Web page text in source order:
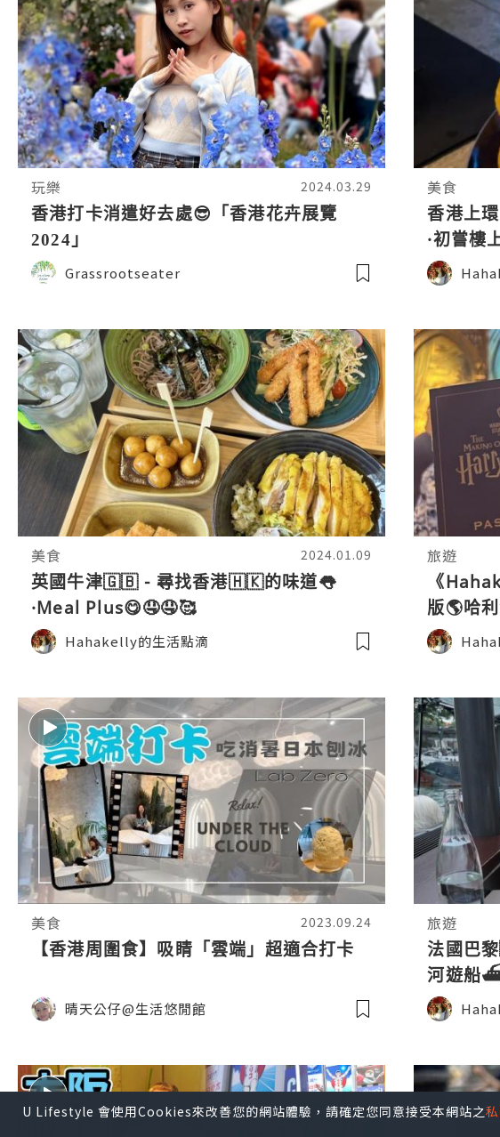
U Lifestyle 會使用Cookies來改善您的網站體驗，請確定您同意接受本網站之
玩樂 2024.03.29
香港打卡消遣好去處😎「香港花卉展覽
2024」
Grassrootseater
美食
香港上
·初嘗樓
（文未
美食 2024.01.09
英國牛津🇬🇧 - 尋找香港🇭🇰的味道👅
·Meal Plus😋🤤🤤🥰
Hahakelly的生活點滴
旅遊
《
版🌎哈
美食 2023.09.24
【香港周圍食】吸睛「雲端」超適合打卡
晴天公仔@生活悠閒館
旅遊
法國巴
河遊船